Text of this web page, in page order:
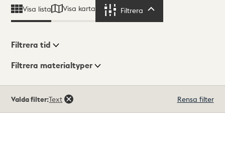
Visa lista Visa karta Filtrera
Visningsläge
Filtrera tid
Filtrera materialtyper
träffar
Valda filter:Text Rensa filter